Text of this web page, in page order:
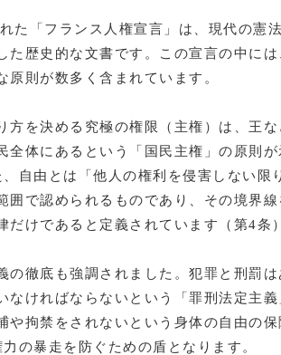
た「フランス人権宣言」は、現代の憲
た歴史的な文書です。この宣言の中に
原則が数多く含まれています。
方を決める究極の権限（主権）は、王な
全体にあるという「国民主権」の原則が
、自由とは「他人の権利を侵害しない限
囲で認められるものであり、その境界線
だけであると定義されています（第4条
の徹底も強調されました。犯罪と刑罰
なければならないという「罪刑法定主
や拘禁をされないという身体の自由の
の暴走を防ぐための盾となります。